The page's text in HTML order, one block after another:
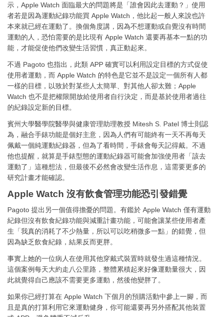
示，Apple Watch 面臨最大的問題將是「誰會因此去運動？」使用
者若是因為運動紀錄功能買 Apple Watch，他比起一般人來說也許
本來就已經在運動了。換個角度講，因為不想運動或自覺沒有時間
運動的人，恐怕需要的是比現有 Apple Watch 還要再基本一點的功
能，才能促使他們改變生活習慣，真正動起來。
不過 Pagoto 也指出，此類 APP 確實可以利用設定目標的方式促使
使用者運動，而 Apple Watch 的特色是它並不是設定一個所有人都
一樣的目標，以致於對某些人太簡單、對其他人卻太難；Apple
Watch 也不是把權限開放給使用者自行決定，而是基於使用者過往
的紀錄設定新的目標。
賓州大學醫學院醫學與健康管理助理教授 Mitesh S. Patel 博士則認
為，融合手錶功能是個好主意，因為人們有可能終有一天不再每天
佩戴一個純運動紀錄器，但為了看時間，手錶會每天記得戴。不過
他也提醒，就算是手錶型態的運動紀錄器可能會加強使用者「該去
運動了」這種想法，但最後不必然會改變生活作息，這需要更多的
研究計畫才能確認。
Apple Watch 沒有飲食管理功能恐引發錯覺
Pagoto 提出另一個值得擔憂的問題。有鑑於 Apple Watch 僅有運動
紀錄但沒有飲食紀錄功能與減重計畫功能，可能會讓某些使用者產
生「我真的消耗了不少熱量，所以可以吃稍微多一點」的錯覺，但
因為缺乏飲食紀錄，結果反而更胖。
事實上她的一位病人在使用其他穿戴式裝置時就發生過這種情況。
這個案例每天大約走八公里路，整體累積起來好像運動量很大，因
此就覺得自己應該不需要更多運動，然後他變胖了。
如果你已經打算在 Apple Watch 下個月的預購活動中參上一腳，而
且是真的打算利用它來運動健身，你可能還要再另外搭配其他裝置